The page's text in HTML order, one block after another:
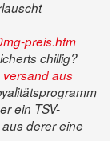
preis.htm
chillig?
versand aus
ein TSV-
derer eine